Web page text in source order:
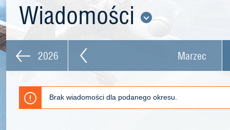
Wiadomości
2026 Marzec
Brak wiadomości dla podanego okresu.